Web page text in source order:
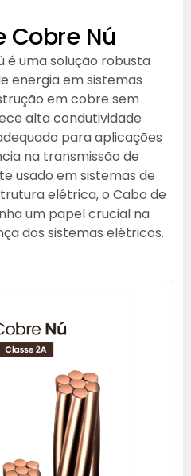
Cobre Nú
é uma solução robusta
energia em sistemas
em cobre sem
alta condutividade
para aplicações
na transmissão de
usado em sistemas de
elétrica, o Cabo de
um papel crucial na
dos sistemas elétricos.